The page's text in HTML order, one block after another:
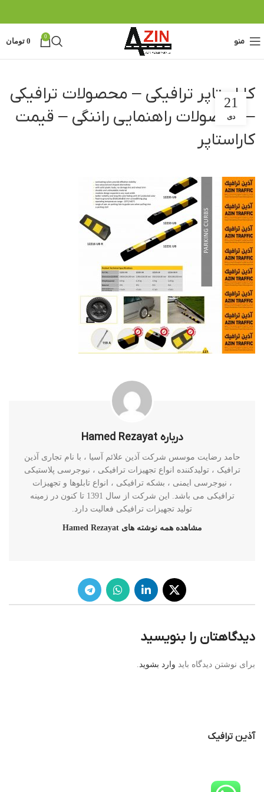
منو 0
0 تومان
کاراستاپر ترافیکی – محصولات ترافیکی
– محصولات راهنمایی راننگی – قیمت
کاراستاپر
21
دی
درباره Hamed Rezayat
حامد رضایت موسس شرکت آذین علائم آسیا ، با نام تجاری آذین
ترافیک ، تولیدکننده انواع تجهیزات ترافیکی ، نیوجرسی پلاستیکی
، نیوجرسی ایمنی ، بشکه ترافیکی ، انواع تابلوها و تجهیزات
ترافیکی می باشد. این شرکت از سال 1391 تا کنون در زمینه
تولید تجهیزات ترافیکی فعالیت دارد.
مشاهده همه نوشته های Hamed Rezayat
دیدگاهتان را بنویسید
برای نوشتن دیدگاه باید وارد بشوید.
آذین ترافیک